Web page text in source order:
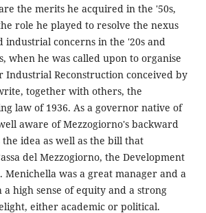
the merits he acquired in the '50s,
role he played to resolve the nexus
industrial concerns in the '20s and
when he was called upon to organise
Industrial Reconstruction conceived by
together with others, the
law of 1936. As a governor native of
aware of Mezzogiorno's backward
the idea as well as the bill that
del Mezzogiorno, the Development
Menichella was a great manager and a
a high sense of equity and a strong
either academic or political.